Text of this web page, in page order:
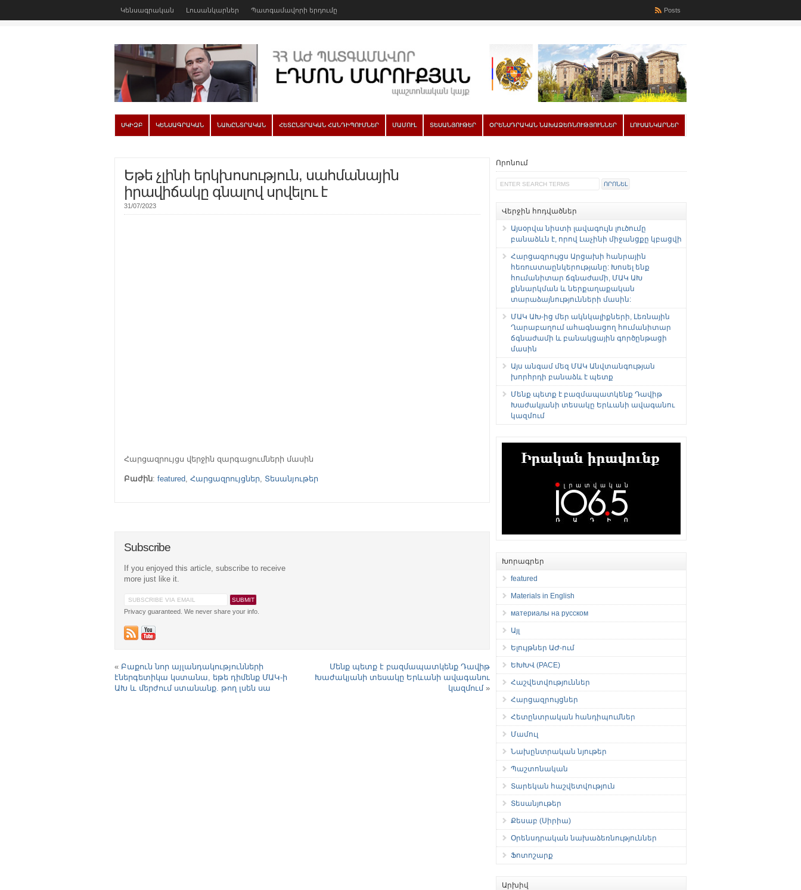
Կենսագրական Լուսանկարներ Պատգամավորի երդումը Posts
ՍԿԻԶԲ ԿԵՆՍԱԳՐԱԿԱՆ ՆԱԽԸՆՏՐԱԿԱՆ ՀԵՏԸՆՏՐԱԿԱՆ ՀԱՆԴԻՊՈՒՄՆԵՐ ՄԱՄՈՒԼ ՏԵՍԱՆՅՈՒԹԵՐ ՕՐԵՆՍԴՐԱԿԱՆ ՆԱԽԱՁԵՌՆՈՒԹՅՈՒՆՆԵՐ ԼՈՒՍԱՆԿԱՐՆԵՐ
Եթե չլինի երկխոսություն, սահմանային
իրավիճակը գնալով սրվելու է
31/07/2023
Հարցազրույցս վերջին զարգացումների մասին
Բաժին: featured, Հարցազրույցներ, Տեսանյութեր
Subscribe
If you enjoyed this article, subscribe to receive
more just like it.
Privacy guaranteed. We never share your info.
« Բաքուն նոր այլանդակությունների
էներգետիկա կստանա, եթե դիմենք ՄԱԿ-ի
ԱԽ և մերժում ստանանք. թող լսեն սա
Մենք պետք է բազմապատկենք Դավիթ
Խաժակյանի տեսակը Երևանի ավագանու
կազմում»
Որոնում
Վերջին հոդվածներ
Այսօրվա նիստի լավագույն լուծումը
բանաձևն է, որով Լաչինի միջանցքը կբացվի
Հարցազրույցս Արցախի հանրային
հեռուստաընկերությանը: Խոսել ենք
հումանիտար ճգնաժամի, ՄԱԿ ԱԽ
քննարկման և ներքաղաքական
տարաձայնությունների մասին:
ՄԱԿ ԱԽ-ից մեր ակնկալիքների, Լեռնային
Ղարաբաղում ահագնացող հումանիտար
ճգնաժամի և բանակցային գործընթացի
մասին
Այս անգամ մեզ ՄԱԿ Անվտանգության
խորհրդի բանաձև է պետք
Մենք պետք է բազմապատկենք Դավիթ
Խաժակյանի տեսակը Երևանի ավագանու
կազմում
Խորագրեր
featured
Materials in English
материалы на русском
Այլ
Ելույթներ ԱԺ-ում
ԵԽԽՎ (PACE)
Հաշվետվություններ
Հարցազրույցներ
Հետընտրական հանդիպումներ
Մամուլ
Նախընտրական նյութեր
Պաշտոնական
Տարեկան հաշվետվություն
Տեսանյութեր
Քեսաբ (Սիրիա)
Օրենսդրական նախաձեռնություններ
Ֆոտոշարք
Արխիվ